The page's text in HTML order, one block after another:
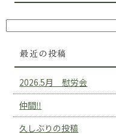
最近の投稿
2026.5月 慰労会
仲間‼︎
久しぶりの投稿